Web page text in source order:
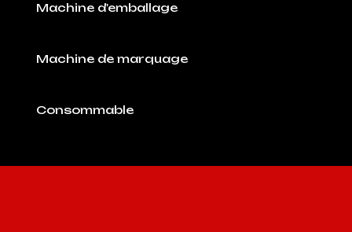
Machine d'emballage
Machine de marquage
Consommable